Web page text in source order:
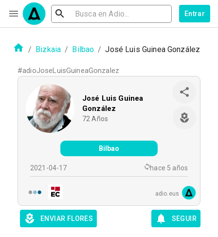
Entrar
/ Bizkaia / Bilbao / José Luis Guinea González
#adioJoseLuisGuineaGonzalez
José Luis Guinea
González
72 Años
Bilbao
2021-04-17 hace 5 años
adio.eus
ENVIAR FLORES SEGUIR